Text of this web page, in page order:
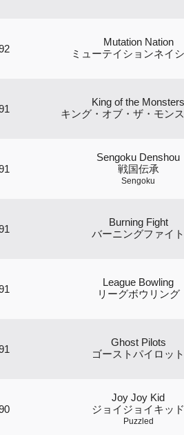
Mutation Nation
ミューテイションネイ
King of the Monsters
キング・オブ・ザ・モン
Sengoku Denshou
戦国伝承
Sengoku
Burning Fight
バーニングファイト
League Bowling
リーグボウリング
Ghost Pilots
ゴーストパイロット
Joy Joy Kid
ジョイジョイキッド
Puzzled